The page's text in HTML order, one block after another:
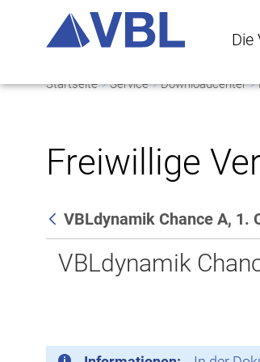
Die
Die
Startseite Service Downloadcenter
Freiwillige
Zurück
VBLdynamik Chance A, 1.
VBLdynamik